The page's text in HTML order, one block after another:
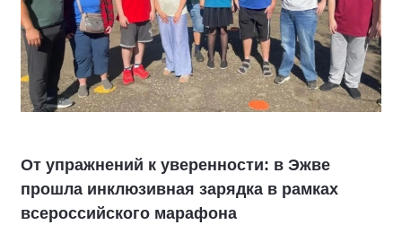
От упражнений к уверенности: в Эжве
прошла инклюзивная зарядка в рамках
всероссийского марафона